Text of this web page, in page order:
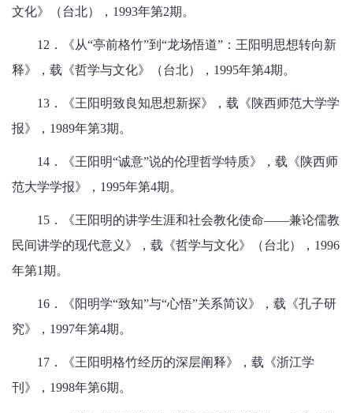
文化》（台北），1993年第2期。
12．《从“亭前格竹”到“龙场悟道”：王阳明思想转向新
释》，载《哲学与文化》（台北），1995年第4期。
13．《王阳明致良知思想新探》，载《陕西师范大学学
报》，1989年第3期。
14．《王阳明“诚意”说的伦理哲学特质》，载《陕西师
范大学学报》，1995年第4期。
15．《王阳明的讲学生涯和社会教化使命——兼论儒教
民间讲学的现代意义》，载《哲学与文化》（台北），1996
年第1期。
16．《阳明学“致知”与“心悟”关系简议》，载《孔子研
究》，1997年第4期。
17．《王阳明格竹经历的深层阐释》，载《浙江学
刊》，1998年第6期。